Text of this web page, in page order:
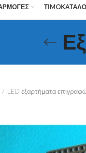
LED εξαρτήματα